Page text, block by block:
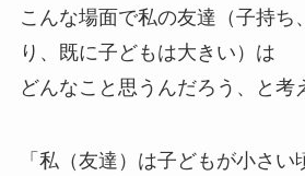
こんな場面で私の友達（子持ち
り、既に子どもは大きい）は
どんなこと思うんだろう、と考
「私（友達）は子どもが小さい